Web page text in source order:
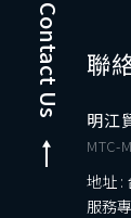
Contact Us 聯
明江
MTC-
地址 :
服務